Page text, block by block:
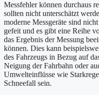
Messfehler können durchaus
sollten nicht unterschätzt
moderne Messgeräte sind
gefeit und es gibt eine Reihe
das Ergebnis der Messung
können. Dies kann
des Fahrzeugs in Bezug auf
Neigung der Fahrbahn oder
Umwelteinflüsse wie
Schneefall sein.